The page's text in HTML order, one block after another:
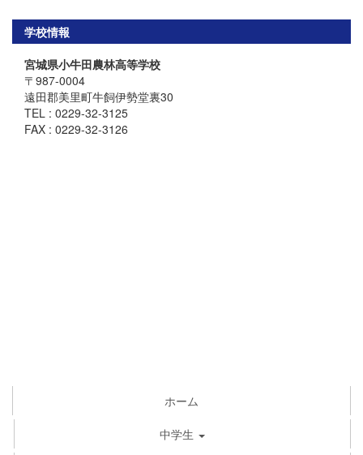
学校情報
宮城県小牛田農林高等学校
〒987-0004
遠田郡美里町牛飼伊勢堂裏30
TEL : 0229-32-3125
FAX : 0229-32-3126
ホーム
中学生